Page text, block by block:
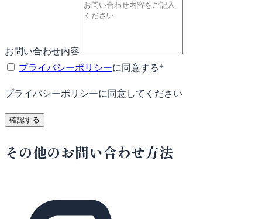
お問い合わせ内容
プライバシーポリシーに同意する*
プライバシーポリシーに同意してください
確認する
その他のお問い合わせ方法